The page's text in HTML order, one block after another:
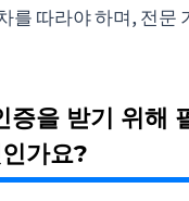
를 따라야 하며, 전문
증을 받기 위해
가요?